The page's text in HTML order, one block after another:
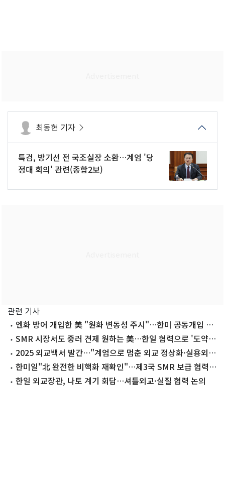
최동현 기자
특검, 방기선 전 국조실장 소환…계엄 '당
정대 회의' 관련(종합2보)
관련 기사
엔화 방어 개입한 美 "원화 변동성 주시"…한미 공동개입 가
능성은
SMR 시장서도 중러 견제 원하는 美…한일 협력으로 '도약'
시도2025 외교백서 발간…"계엄으로 멈춘 외교 정상화·실용외교
추진"
한미일"北 완전한 비핵화 재확인"…제3국 SMR 보급 협력각
서도한일 외교장관, 나토 계기 회담…셔틀외교·실질 협력 논의